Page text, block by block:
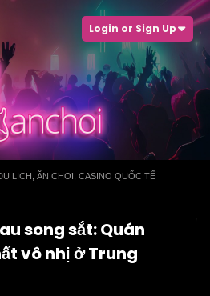
Login or Sign Up
LỊCH, ĂN CHƠI, CASINO QUỐC TẾ
song sắt: Quán
vô nhị ở Trung